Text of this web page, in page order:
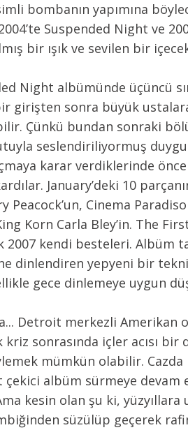
bombanın yapımına
Suspended Night ve
bir ışık ve sevilen bir
Night albümünde üçüncü
girişten sonra büyük
Çünkü bundan sonraki
seslendiriliyormuş
karar verdiklerinde önce
January’deki 10
Peacock’un, Cinema
Korn Carla Bley’in. The
2007 kendi besteleri. Albüm
dinlendiren yepyeni bir
gece dinlemeye uygun
Detroit merkezli
sonrasında içler acısı
mümkün olabilir. Cazda
çekici albüm sürmeye devam
kesin olan şu ki,
süzülüp geçerek